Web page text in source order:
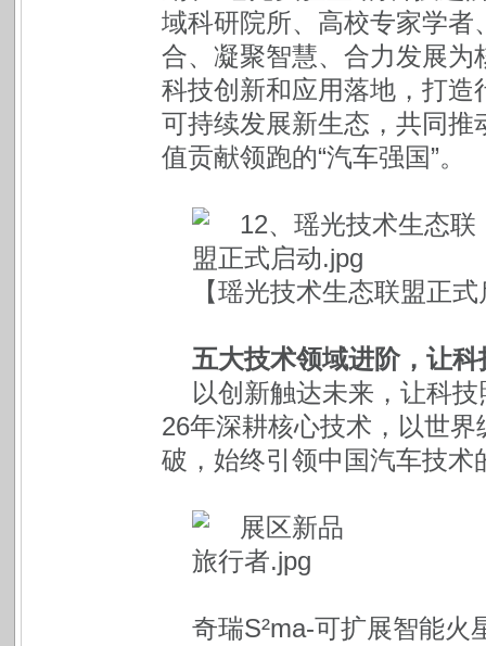
域科研院所、高校专家学
合、凝聚智慧、合力发展
科技创新和应用落地，打
可持续发展新生态，共同
值贡献领跑的“汽车强国”。
【瑶光技术生态联盟正
五大技术领域进阶，让
以创新触达未来，让科
26年深耕核心技术，以世
破，始终引领中国汽车技术
奇瑞S²ma-可扩展智能